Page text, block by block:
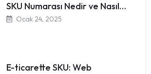
SKU Numarası Nedir ve Nasıl…
Ocak 24, 2025
E-ticarette SKU: Web